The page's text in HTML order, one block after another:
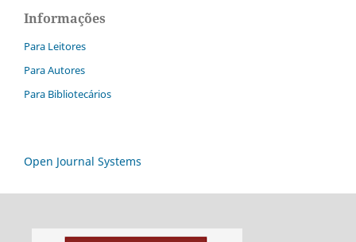
Informações
Para Leitores
Para Autores
Para Bibliotecários
Open Journal Systems